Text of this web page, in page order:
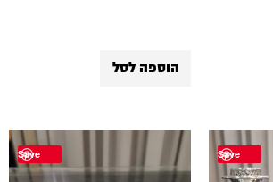
הוספה לסל
Save
Save